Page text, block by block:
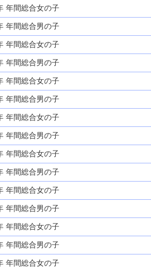
年間総合女の子
年間総合男の子
年間総合女の子
年間総合男の子
年間総合女の子
年間総合男の子
年間総合女の子
年間総合男の子
年間総合女の子
年間総合男の子
年間総合女の子
年間総合男の子
年間総合女の子
年間総合男の子
年間総合女の子